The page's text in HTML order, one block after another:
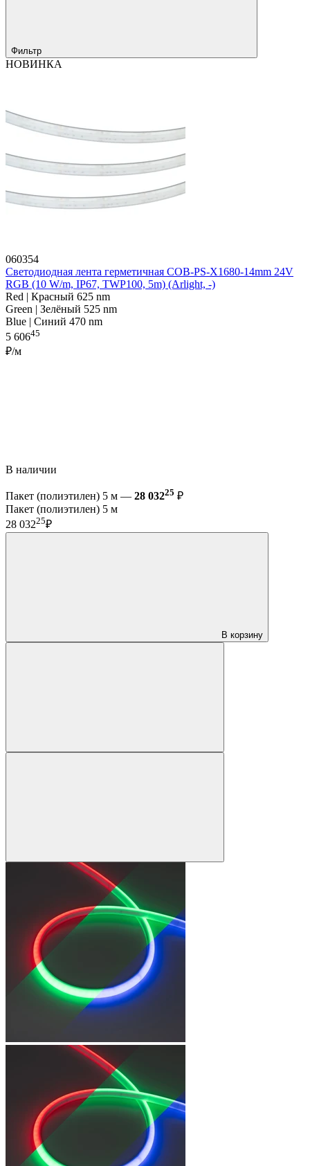
Фильтр
НОВИНКА
060354
Светодиодная лента герметичная COB-PS-X1680-14mm 24V
RGB (10 W/m, IP67, TWP100, 5m) (Arlight, -)
Red | Красный 625 nm
Green | Зелёный 525 nm
Blue | Синий 470 nm
5 60645
₽/м
В наличии
Пакет (полиэтилен) 5 м — 28 03225 ₽
Пакет (полиэтилен) 5 м
28 03225₽
В корзину